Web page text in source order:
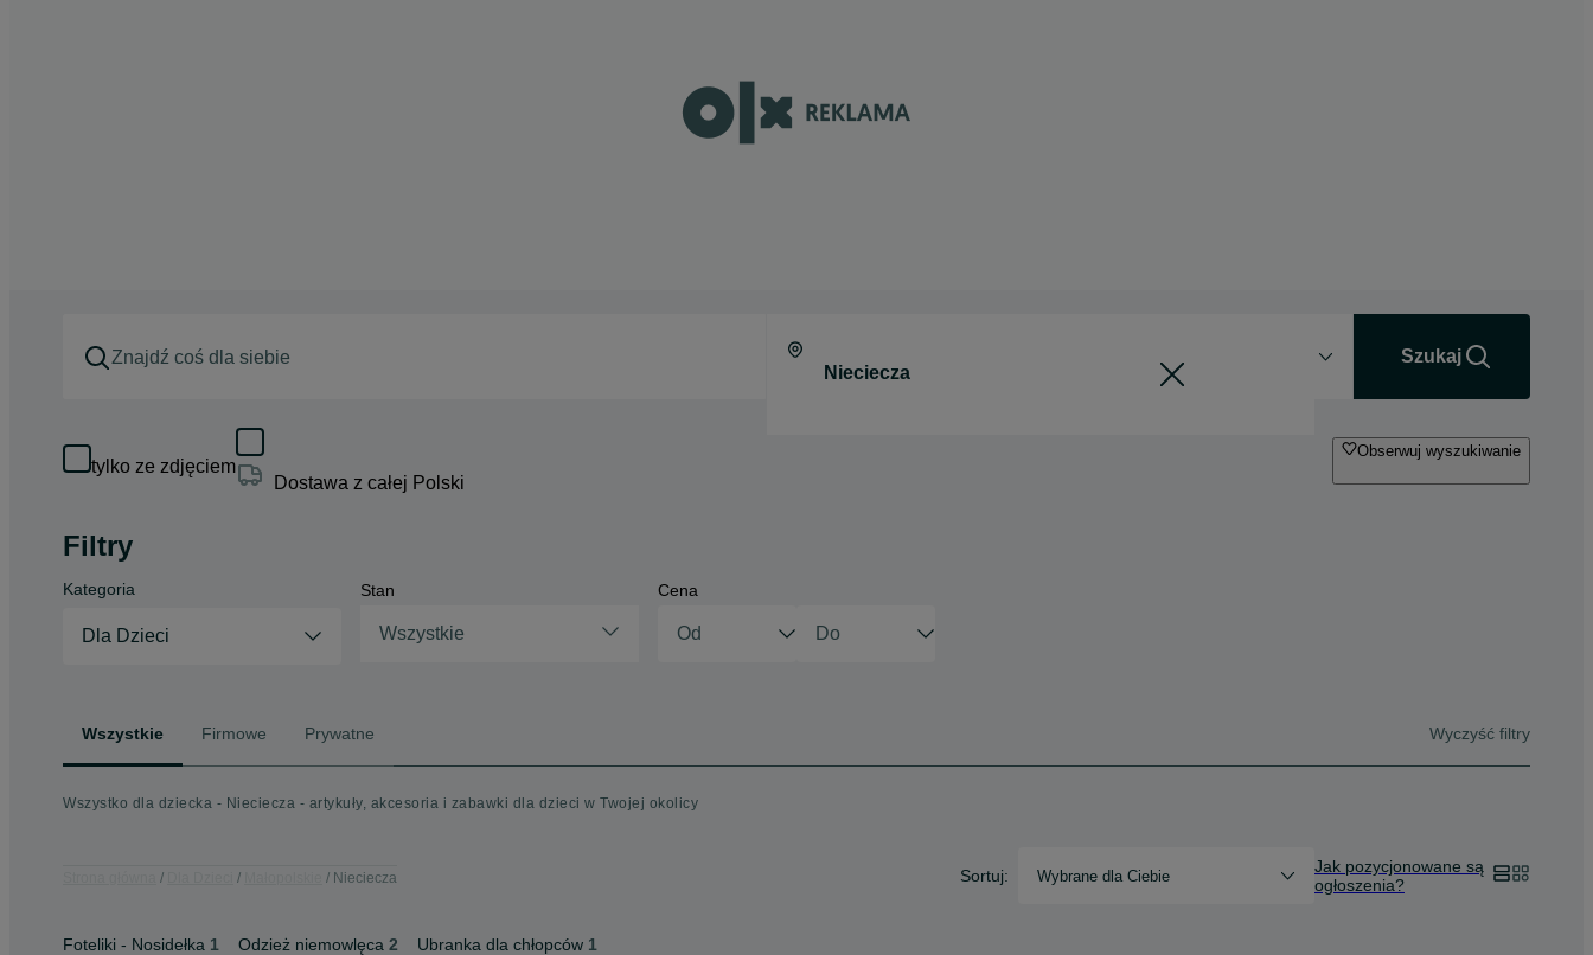
Szukaj
tylko ze zdjęciem
Dostawa z całej Polski
Obserwuj wyszukiwanie
Filtry
Kategoria
Dla Dzieci
Stan
Wszystkie
Cena
Wszystkie Firmowe Prywatne Wyczyść filtry
Wszystko dla dziecka - Nieciecza - artykuły, akcesoria i zabawki dla dzieci w Twojej okolicy
Nieciecza Sortuj: Wybrane dla Ciebie
Jak pozycjonowane są
ogłoszenia?
Foteliki - Nosidełka 1 Odzież niemowlęca 2 Ubranka dla chłopców 1